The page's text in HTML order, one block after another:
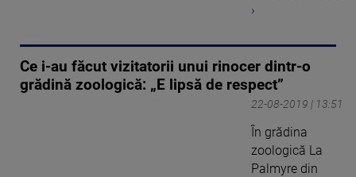
›
Ce i-au făcut vizitatorii unui rinocer dintr-o
grădină zoologică: „E lipsă de respect”
22-08-2019 | 13:51
În grădina
zoologică La
Palmyre din